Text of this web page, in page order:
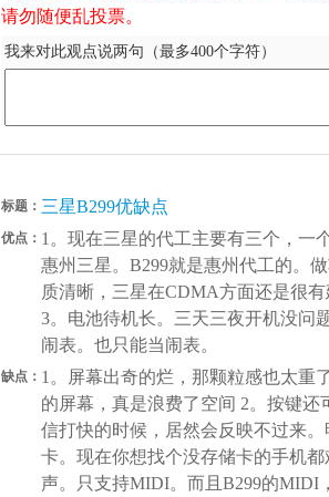
请勿随便乱投票。
我来对此观点说两句（最多400个字符）
标题： 三星B299优缺点
优点： 1。现在三星的代工主要有三个，一
惠州三星。B299就是惠州代工的。
质清晰，三星在CDMA方面还是很
3。电池待机长。三天三夜开机没问
闹表。也只能当闹表。
缺点： 1。屏幕出奇的烂，那颗粒感也太重
的屏幕，真是浪费了空间 2。按键
信打快的时候，居然会反映不过来
卡。现在你想找个没存储卡的手机
声。只支持MIDI。而且B299的MIDI